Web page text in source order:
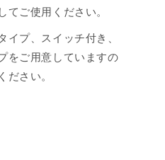
てご使用ください。
イプ、スイッチ付き、
をご用意していますの
ださい。